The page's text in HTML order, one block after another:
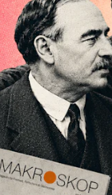
aus einer
und ist
große Ganze.
Geld,
Sie so